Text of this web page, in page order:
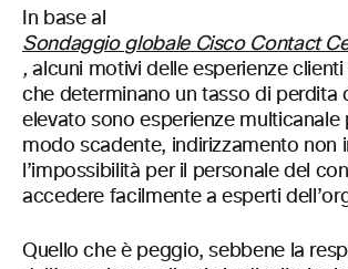
In base al
Sondaggio globale Cisco Contact
,alcuni motivi delle esperienze
che determinano un tasso di perdita
elevato sono esperienze multicanale
modo scadente, indirizzamento non
l’impossibilità per il personale del
accedere facilmente a esperti
Quello che è peggio, sebbene la